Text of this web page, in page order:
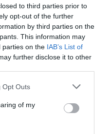
to third parties prior to
opt-out of the further
by third parties on the
This information may
parties on the IAB’s List of
further disclose it to other
Opt Outs
of my
on Instagram